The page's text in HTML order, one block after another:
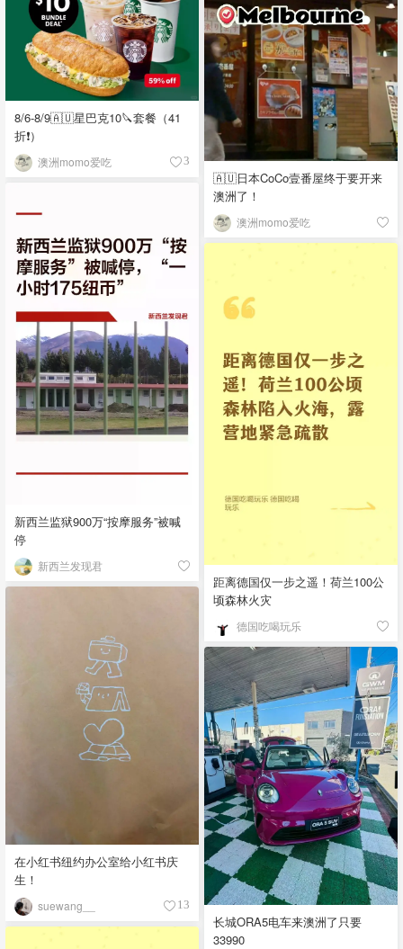
8/6-8/9🇦🇺星巴克10🔪套餐（41
折❗）
澳洲momo爱吃 3
🇦🇺日本CoCo壹番屋终于要开来
澳洲了！
澳洲momo爱吃
新西兰监狱900万“按摩服务”被喊
停
新西兰发现君
距离德国仅一步之遥！荷兰100公
顷森林火灾
德国吃喝玩乐
在小红书纽约办公室给小红书庆
生！
suewang__ 13
长城ORA5电车来澳洲了只要
33990